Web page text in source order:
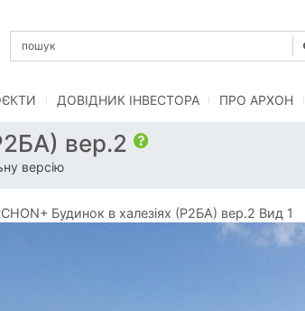
ДОВІДНИК ІНВЕСТОРА ПРО АРХОН
вер.2
версію
Будинок в халезіях (Р2БА) вер.2 Вид 1